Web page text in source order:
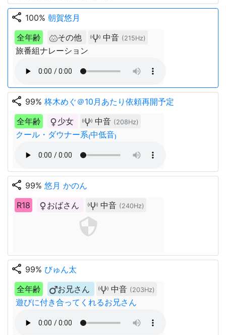
share 100% 朝賀悠月
全年齢
その他 中音 (215Hz)
旅番組ナレーション
share 99% 柊木めぐ＠10月あたり依頼再開予定
全年齢
少女 中音 (208Hz)
クール・ダウナー系₍中低音₎
share 99% 悠月 かのん
R18
おばさん 中音 (240Hz)
share 99% びゅん太
全年齢
お兄さん 中音 (203Hz)
遊びに付き合ってくれるお兄さん